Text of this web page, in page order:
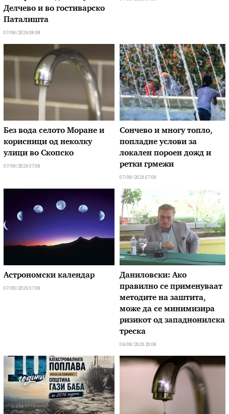
Делчево и во гостиварско
Паталишта
07/08/2026 08:08
Без вода селото Моране и
корисници од неколку
улици во Скопско
07/08/2026 07:08
Сончево и многу топло,
попладне услови за
локален пороен дожд и
ретки грмежи
07/08/2026 07:08
Астрономски календар
07/08/2026 07:08
Даниловски: Ако
правилно се применуваат
методите на заштита,
може да се минимизира
ризикот од западнонилска
треска
06/08/2026 20:08